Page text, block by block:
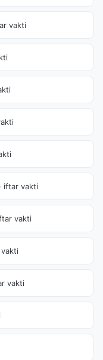
vakti
iftar vakti
vakti
vakti